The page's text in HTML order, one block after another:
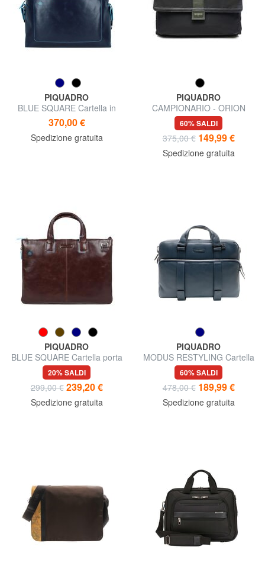
PIQUADRO
BLUE SQUARE Cartella in
pelle, porta PC 14"
370,00 €
Spedizione gratuita
PIQUADRO
CAMPIONARIO - ORION
Cartella porta PC 13"
60% SALDI
375,00 € 149,99 €
Spedizione gratuita
PIQUADRO
BLUE SQUARE Cartella porta
PC 15,6" espandibile
20% SALDI
299,00 € 239,20 €
Spedizione gratuita
PIQUADRO
MODUS RESTYLING Cartella
in pelle porta pc 14"
60% SALDI
478,00 € 189,99 €
Spedizione gratuita